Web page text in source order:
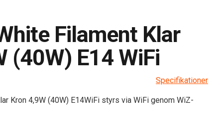
Filament Klar
(40W) E14 WiFi
Specifikationer
Kron 4,9W (40W) E14WiFi styrs via WiFi genom WiZ-